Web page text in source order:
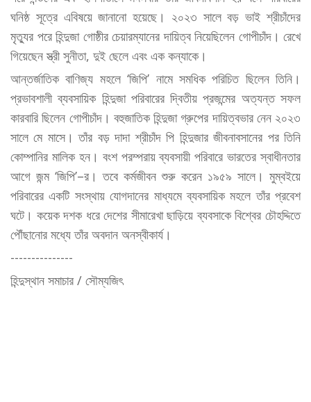
ঘনিষ্ঠ সূত্রে এবিষয়ে জানানো হয়েছে। ২০২৩ সালে বড় ভাই শ্রীচাঁদের
মৃত্যুর পরে হিন্দুজা গোষ্ঠীর চেয়ারম্যানের দায়িত্ব নিয়েছিলেন গোপীচাঁদ। রেখে
গিয়েছেন স্ত্রী সুনীতা, দুই ছেলে এবং এক কন্যাকে।
আন্তর্জাতিক বাণিজ্য মহলে ‘জিপি’ নামে সমধিক পরিচিত ছিলেন তিনি।
প্রভাবশালী ব্যবসায়িক হিন্দুজা পরিবারের দ্বিতীয় প্রজন্মের অত্যন্ত সফল
কারবারি ছিলেন গোপীচাঁদ। বহুজাতিক হিন্দুজা গ্রুপের দায়িত্বভার নেন ২০২৩
সালে মে মাসে। তাঁর বড় দাদা শ্রীচাঁদ পি হিন্দুজার জীবনাবসানের পর তিনি
কোম্পানির মালিক হন। বংশ পরম্পরায় ব্যবসায়ী পরিবারে ভারতের স্বাধীনতার
আগে জন্ম ‘জিপি’–র। তবে কর্মজীবন শুরু করেন ১৯৫৯ সালে। মুম্বইয়ে
পরিবারের একটি সংস্থায় যোগদানের মাধ্যমে ব্যবসায়িক মহলে তাঁর প্রবেশ
ঘটে। কয়েক দশক ধরে দেশের সীমারেখা ছাড়িয়ে ব্যবসাকে বিশ্বের চৌহদ্দিতে
পৌঁছানোর মধ্যে তাঁর অবদান অনস্বীকার্য।
---------------
হিন্দুস্থান সমাচার / সৌম্যজিৎ